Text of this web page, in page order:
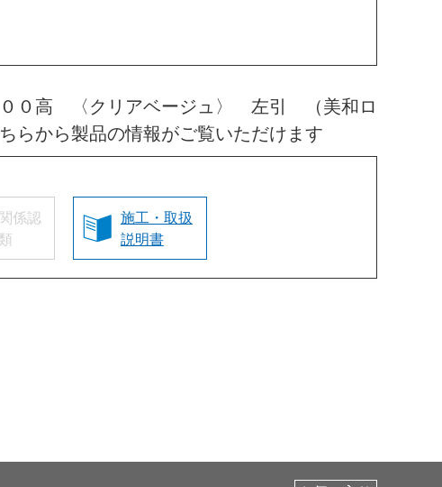
０高 〈クリアベージュ〉 左引 （美和ロ
から製品の情報がご覧いただけます
係認
施工・取扱
説明書